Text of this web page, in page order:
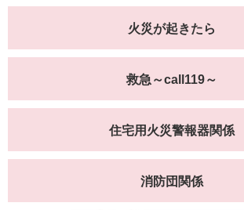
火災が起きたら
救急～call119～
住宅用火災警報器関係
消防団関係